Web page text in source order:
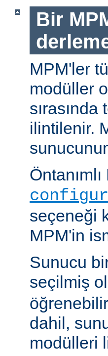
Bir
MPM'ler
modüller
ilintilenir.
seçeneği
MPM'in
Sunucu
seçilmiş
dahil,
modülleri